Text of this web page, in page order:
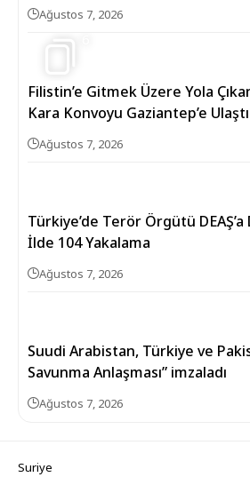
Ağustos 7, 2026
Filistin’e Gitmek Üzere Yola
Kara Konvoyu Gaziantep’e Ulaştı
Ağustos 7, 2026
Türkiye’de Terör Örgütü
İlde 104 Yakalama
Ağustos 7, 2026
Suudi Arabistan, Türkiye ve
Savunma Anlaşması” imzaladı
Ağustos 7, 2026
Suriye